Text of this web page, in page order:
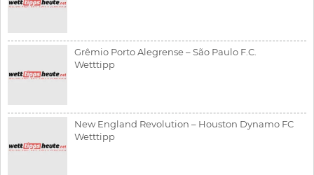
Grêmio Porto Alegrense – São Paulo F.C.
Wetttipp
New England Revolution – Houston Dynamo FC
Wetttipp